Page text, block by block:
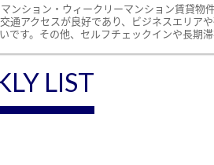
ンション・ウィークリーマンション賃貸
通アクセスが良好であり、ビジネスエリ
です。その他、セルフチェックインや長期
LIST